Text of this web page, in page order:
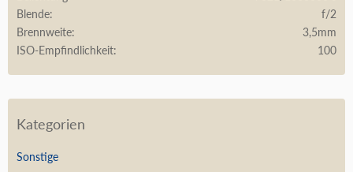
Blende
f/2
Brennweite
3,5mm
ISO-Empfindlichkeit
100
Kategorien
Sonstige